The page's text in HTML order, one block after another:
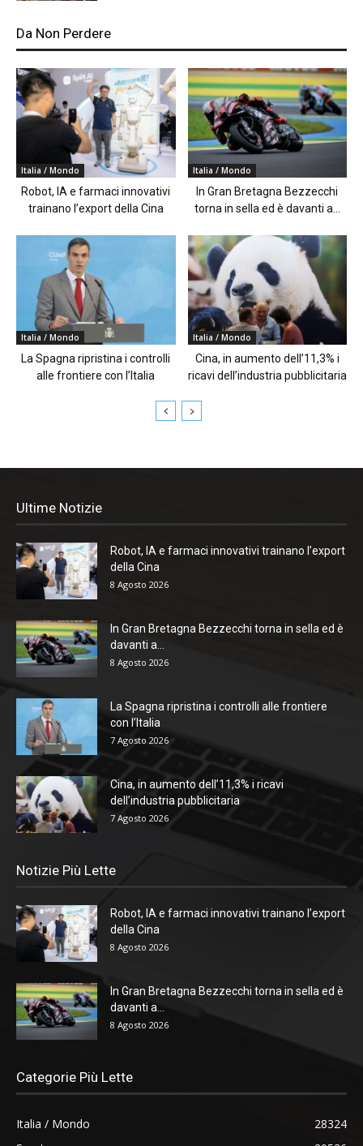
Da Non Perdere
Italia / Mondo
Robot, IA e farmaci innovativi
trainano l’export della Cina
Italia / Mondo
In Gran Bretagna Bezzecchi
torna in sella ed è davanti a...
Italia / Mondo
La Spagna ripristina i controlli
alle frontiere con l’Italia
Italia / Mondo
Cina, in aumento dell’11,3% i
ricavi dell’industria pubblicitaria
Ultime Notizie
Robot, IA e farmaci innovativi trainano l’export
della Cina
8 Agosto 2026
In Gran Bretagna Bezzecchi torna in sella ed è
davanti a...
8 Agosto 2026
La Spagna ripristina i controlli alle frontiere
con l’Italia
7 Agosto 2026
Cina, in aumento dell’11,3% i ricavi
dell’industria pubblicitaria
7 Agosto 2026
Notizie Più Lette
Robot, IA e farmaci innovativi trainano l’export
della Cina
8 Agosto 2026
In Gran Bretagna Bezzecchi torna in sella ed è
davanti a...
8 Agosto 2026
Categorie Più Lette
Italia / Mondo
28324